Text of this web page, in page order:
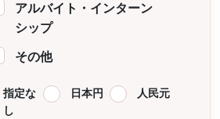
アルバイト・インターン
シップ
その他
指定な
し
日本円 人民元